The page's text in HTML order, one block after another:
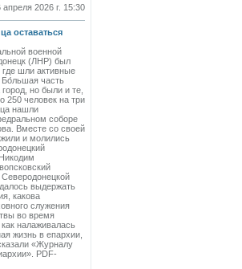
апреля 2026 г. 15:30
оставаться
военной
(ЛНР) был
где шли активные
часть
но были и те,
250 человек на три
нашли
соборе
Вместе со своей
и молились
выдержать
какова
служения
во время
налаживалась
жизнь в епархии,
«Журналу
PDF-